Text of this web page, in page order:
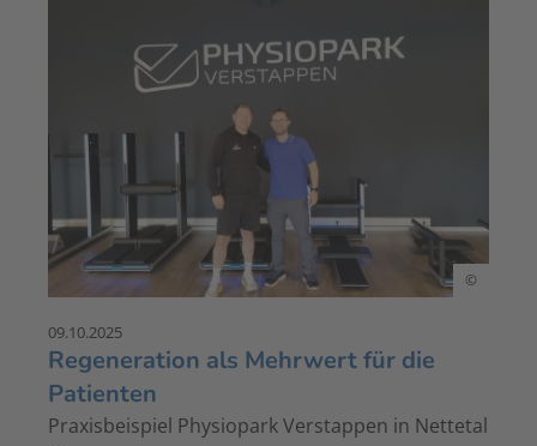
©
09.10.2025
Regeneration als Mehrwert für die
Patienten
Praxisbeispiel Physiopark Verstappen in Nettetal